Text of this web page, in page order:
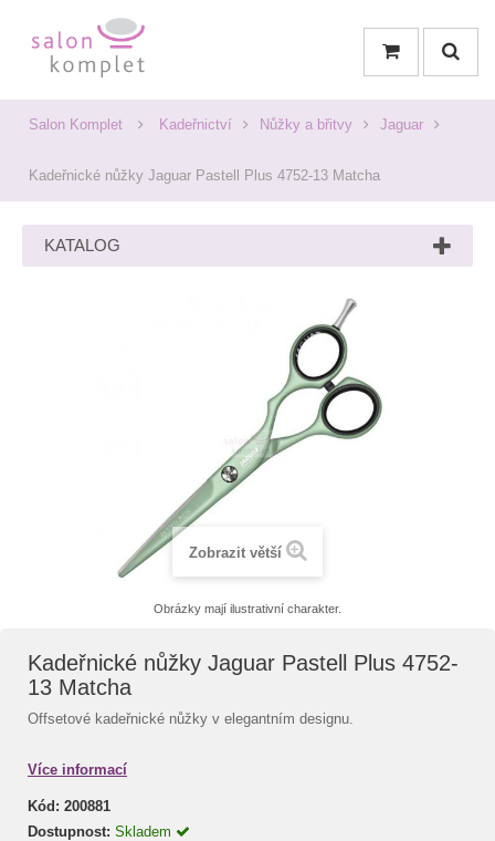
Salon Komplet Kadeřnictví Nůžky a břitvy Jaguar
Kadeřnické nůžky Jaguar Pastell Plus 4752-13 Matcha
KATALOG
Zobrazit větší
Obrázky mají ilustrativní charakter.
Kadeřnické nůžky Jaguar Pastell Plus 4752-
13 Matcha
Offsetové kadeřnické nůžky v elegantním designu.
Více informací
Kód: 200881
Dostupnost: Skladem